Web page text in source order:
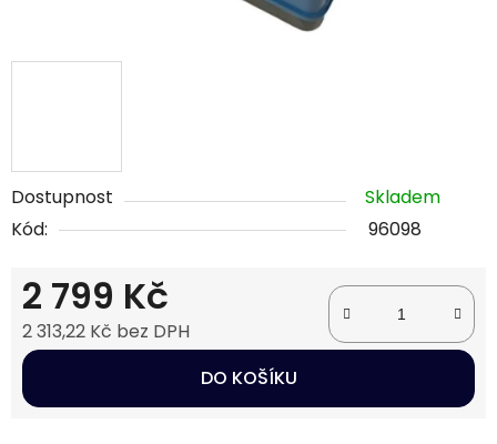
Dostupnost
Skladem
Kód:
96098
2 799 Kč
2 313,22 Kč bez DPH
Měrná cena:
DO KOŠÍKU